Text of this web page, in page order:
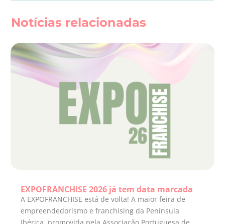
Notícias relacionadas
EXPOFRANCHISE 2026 já tem data marcada
A EXPOFRANCHISE está de volta! A maior feira de
empreendedorismo e franchising da Península